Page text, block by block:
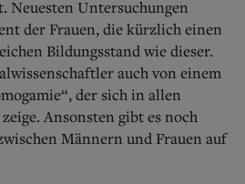
Neuesten Untersuchungen
der Frauen, die kürzlich einen
Bildungsstand wie dieser.
auch von einem
der sich in allen
Ansonsten gibt es noch
Männern und Frauen auf